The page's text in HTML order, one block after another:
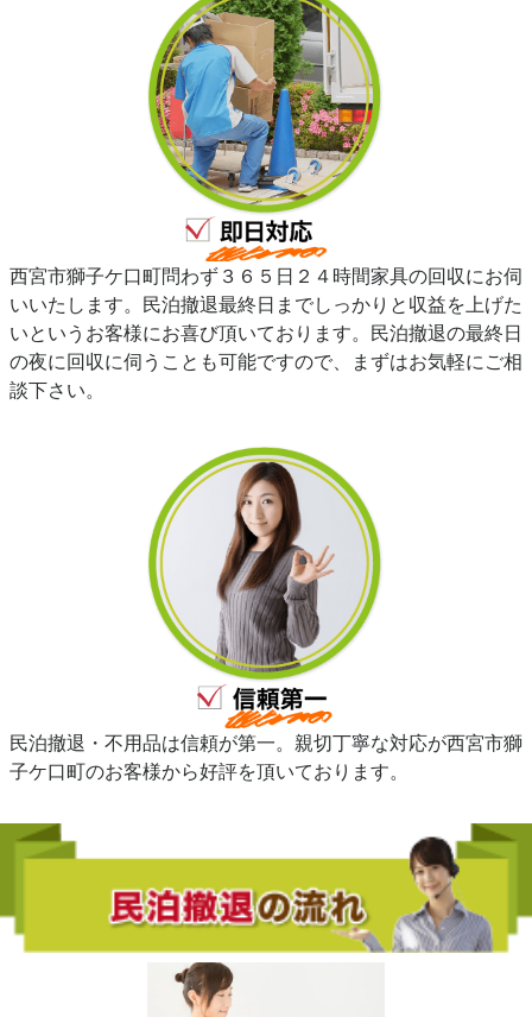
西宮市獅子ケ口町問わず３６５日２４時間家具の回収にお伺
いいたします。民泊撤退最終日までしっかりと収益を上げた
いというお客様にお喜び頂いております。民泊撤退の最終日
の夜に回収に伺うことも可能ですので、まずはお気軽にご相
談下さい。
民泊撤退・不用品は信頼が第一。親切丁寧な対応が西宮市獅
子ケ口町のお客様から好評を頂いております。